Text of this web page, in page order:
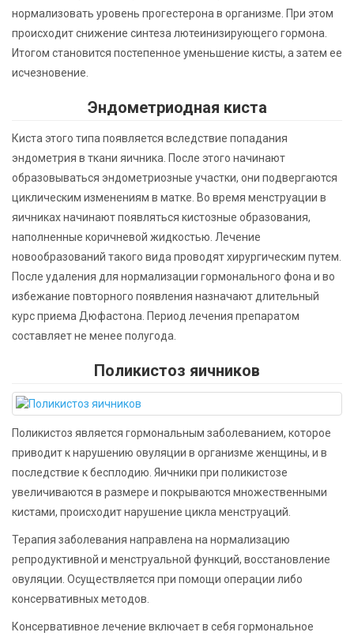
нормализовать уровень прогестерона в организме. При этом
происходит снижение синтеза лютеинизирующего гормона.
Итогом становится постепенное уменьшение кисты, а затем ее
исчезновение.
Эндометриодная киста
Киста этого типа появляется вследствие попадания
эндометрия в ткани яичника. После этого начинают
образовываться эндометриозные участки, они подвергаются
циклическим изменениям в матке. Во время менструации в
яичниках начинают появляться кистозные образования,
наполненные коричневой жидкостью. Лечение
новообразований такого вида проводят хирургическим путем.
После удаления для нормализации гормонального фона и во
избежание повторного появления назначают длительный
курс приема Дюфастона. Период лечения препаратом
составляет не менее полугода.
Поликистоз яичников
Поликистоз является гормональным заболеванием, которое
приводит к нарушению овуляции в организме женщины, и в
последствие к бесплодию. Яичники при поликистозе
увеличиваются в размере и покрываются множественными
кистами, происходит нарушение цикла менструаций.
Терапия заболевания направлена на нормализацию
репродуктивной и менструальной функций, восстановление
овуляции. Осуществляется при помощи операции либо
консервативных методов.
Консервативное лечение включает в себя гормональное